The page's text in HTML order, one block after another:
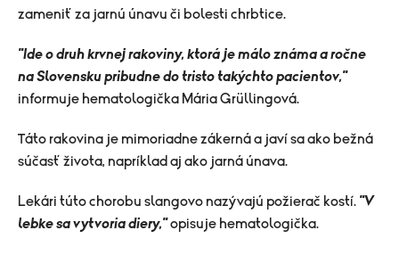
zameniť za jarnú únavu či bolesti chrbtice.
"Ide o druh krvnej rakoviny, ktorá je málo známa a ročne
na Slovensku pribudne do tristo takýchto pacientov,"
informuje hematologička Mária Grüllingová.
Táto rakovina je mimoriadne zákerná a javí sa ako bežná
súčasť života, napríklad aj ako jarná únava.
Lekári túto chorobu slangovo nazývajú požierač kostí. "V
lebke sa vytvoria diery,"opisuje hematologička.